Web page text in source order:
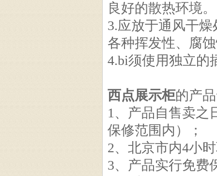
良好的散热环境。
3.应放于通风干
各种挥发性、腐
4.bi须使用独立的
西点展示柜的产
1、产品自售卖之
保修范围内）；
2、北京市内4小
3、产品实行免费